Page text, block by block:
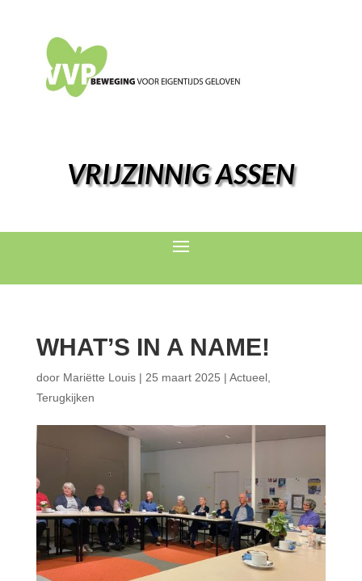
VRIJZINNIG ASSEN
WHAT’S IN A NAME!
door Mariëtte Louis| 25 maart 2025 | Actueel,
Terugkijken